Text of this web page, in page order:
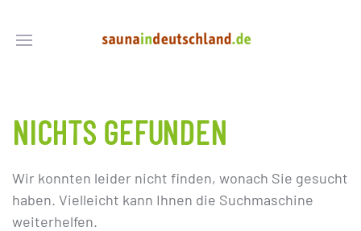
NICHTS GEFUNDEN
Wir konnten leider nicht finden, wonach Sie gesucht
haben. Vielleicht kann Ihnen die Suchmaschine
weiterhelfen.